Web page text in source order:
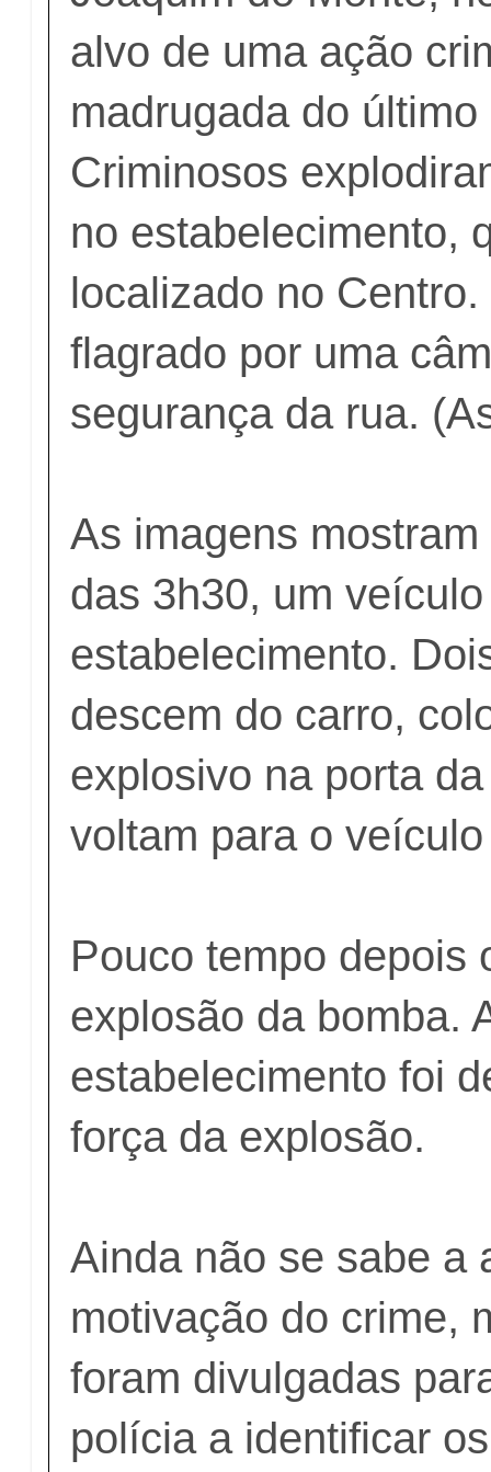
alvo de uma ação
madrugada do
Criminosos
no estabelecimento,
localizado no
flagrado por uma
segurança da rua.
As imagens
das 3h30, um
estabelecimento.
descem do carro,
explosivo na porta
voltam para o
Pouco tempo depois
explosão da bomba.
estabelecimento foi
força da explosão.
Ainda não se sabe a
motivação do crime,
foram divulgadas
polícia a identificar